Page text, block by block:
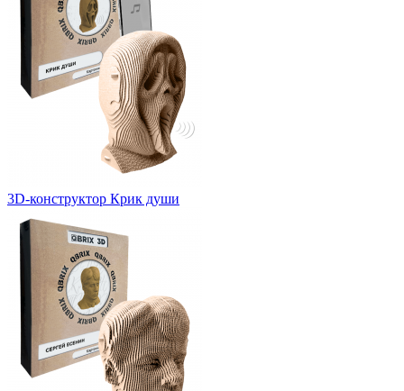
3D-конструктор Крик души